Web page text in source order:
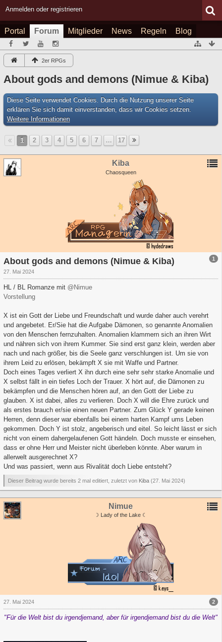
Anmelden oder registrieren
Portal Forum Mitglieder News Regeln Blog
2er RPGs
About gods and demons (Nimue & Kiba)
Diese Seite verwendet Cookies. Durch die Nutzung unserer Seite
erklären Sie sich damit einverstanden, dass wir Cookies setzen.
Weitere Informationen
1 2 3 4 5 6 7 … 17
Kiba
Chaosqueen
1
About gods and demons (Nimue & Kiba)
27. Mai 2024
HL / BL Romanze mit @Nimue
Vorstellung
X ist ein Gott der Liebe und Freundschaft und wurde daher auch verehrt
und angebetet. Er/Sie hat die Aufgabe Dämonen, so genannte Anomalien
von den Menschen fernzuhalten. Anomalien klammern sich an ihren Wirt
und nähren sich von ihrem Kummer. Sie sind erst ganz klein, werden aber
nach und nach größer, bis die Seele ganz verschlungen ist. Um sie von
ihrem Leid zu erlösen, bekämpft X sie mit Waffe und Partner.
Doch eines Tages verliert X ihn durch eine sehr sehr starke Anomalie und
X selbst fällt in ein tiefes Loch der Trauer. X hört auf, die Dämonen zu
bekämpfen und die Menschen hören auf, an den Gott der Liebe zu
glauben. X ist dabei, alles zu verlieren. Doch X will die Ehre zurück und
als erstes brauch er/sie einen neuen Partner. Zum Glück Y gerade keinen
Herren, denn dieser war ebenfalls bei einem harten Kampf ums Leben
gekommen. Doch Y ist stolz, angeberisch und eitel. So leicht lässt er sich
nicht von einem dahergelaufenen Gott händeln. Doch musste er einsehen,
dass er ohne Herr und Meister nicht überleben könnte. Aber warum in
allerwelt ausgerechnet X?
Und was passiert, wenn aus Rivalität doch Liebe entsteht?
Dieser Beitrag wurde bereits 2 mal editiert, zuletzt von Kiba (27. Mai 2024)
Nimue
☽ Lady of the Lake ☾
2
27. Mai 2024
"Für die Welt bist du irgendjemand, aber für irgendjemand bist du die Welt"